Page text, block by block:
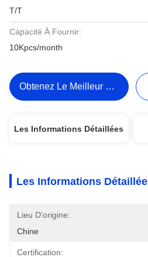
T/T
Capacité À Fournir:
10Kpcs/month
Obtenez Le Meilleur Prix
Les Informations Détaillées
Les Informations
Lieu D'origine:
Chine
Certification: